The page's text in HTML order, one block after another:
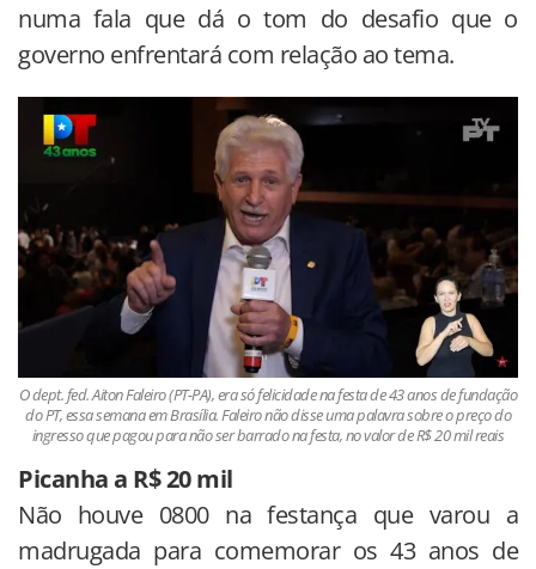
numa fala que dá o tom do desafio que o
governo enfrentará com relação ao tema.
O dept. fed. Aiton Faleiro (PT-PA), era só felicidade na festa de 43 anos de fundação
do PT, essa semana em Brasília. Faleiro não disse uma palavra sobre o preço do
ingresso que pagou para não ser barrado na festa, no valor de R$ 20 mil reais
Picanha a R$ 20 mil
Não houve 0800 na festança que varou a
madrugada para comemorar os 43 anos de